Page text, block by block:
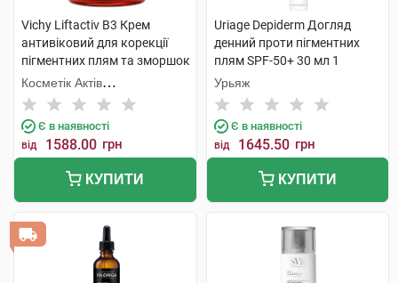
Vichy Liftactiv В3 Крем
антивіковий для корекції
пігментних плям та зморшок
SPF50 50 мл 1 банка
Косметік Актів
Інтернаціональ
Є в наявності
від 1588.00 грн
КУПИТИ
Uriage Depiderm Догляд
денний проти пігментних
плям SPF-50+ 30 мл 1
флакон
Урьяж
Є в наявності
від 1645.50 грн
КУПИТИ